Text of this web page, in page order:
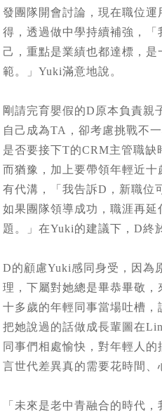
發團隊開會討論，現在職位運
得，透過做中學持續補強，「
己，重點是業績也都達標，
範。」Yuki滿意地說。
剛請完育嬰假的D原本負責親
自己成為TA，卻考慮挑戰不
是否要接下T的CRM主管職
而猶豫，加上要帶領年輕近
有代溝，「我告訴D，新職位
如果團隊領導成功，職涯再延
題。」在Yuki的建議下，D終
D的顧慮Yuki感同身受，因為
理，下屬對她總是畢恭畢敬
十多歲的年輕同事當場吐槽
把她說過的話做成長輩圖在
同事們相處愉快，對年輕人
言世代差異真的需要花時間、
「未來是老中青融合的時代